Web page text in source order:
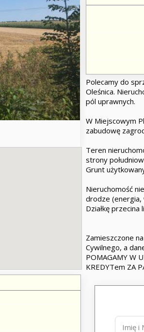
Polecamy do
Oleśnica.
pól uprawnych.
W Miejscowym
zabudowę
Teren
strony
Grunt
Nieruchomość
drodze (energia,
Działkę przecina
Zamieszczone
Cywilnego, a
POMAGAMY W
KREDYTem ZA